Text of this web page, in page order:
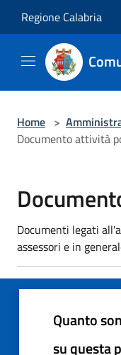
Regione Calabria
Home >
Documento attività
Documenti legati
assessori e in
Quanto
su questa